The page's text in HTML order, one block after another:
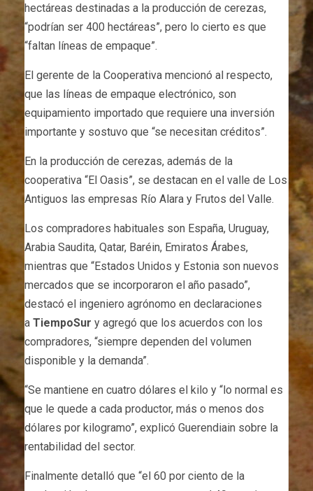
hectáreas destinadas a la producción de cerezas,
“podrían ser 400 hectáreas”, pero lo cierto es que
“faltan líneas de empaque”.
El gerente de la Cooperativa mencionó al respecto,
que las líneas de empaque electrónico, son
equipamiento importado que requiere una inversión
importante y sostuvo que “se necesitan créditos”.
En la producción de cerezas, además de la
cooperativa “El Oasis”, se destacan en el valle de Los
Antiguos las empresas Río Alara y Frutos del Valle.
Los compradores habituales son España, Uruguay,
Arabia Saudita, Qatar, Baréin, Emiratos Árabes,
mientras que “Estados Unidos y Estonia son nuevos
mercados que se incorporaron el año pasado”,
destacó el ingeniero agrónomo en declaraciones
a TiempoSur y agregó que los acuerdos con los
compradores, “siempre dependen del volumen
disponible y la demanda”.
“Se mantiene en cuatro dólares el kilo y “lo normal es
que le quede a cada productor, más o menos dos
dólares por kilogramo”, explicó Guerendiain sobre la
rentabilidad del sector.
Finalmente detalló que “el 60 por ciento de la